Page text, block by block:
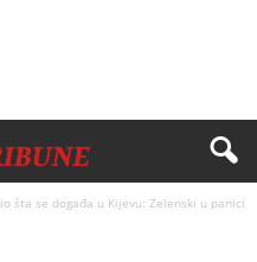
šta se događa u Kijevu: Zelenski u panici